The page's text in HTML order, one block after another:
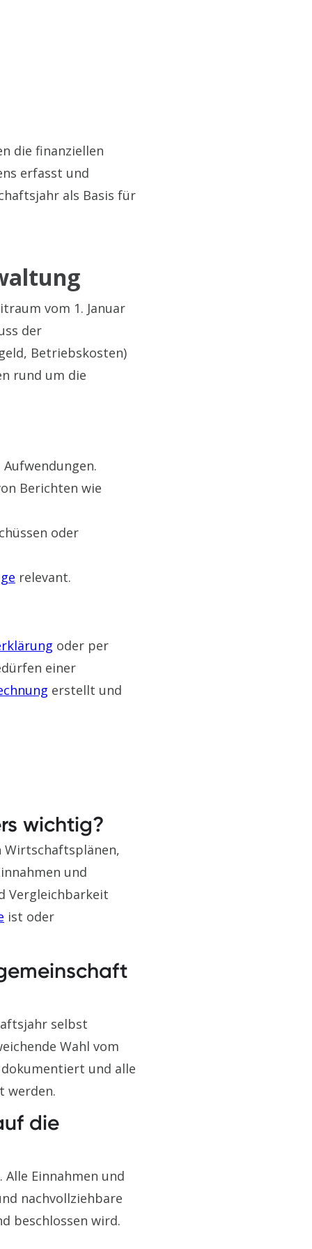
die finanziellen
erfasst und
als Basis für
vom 1. Januar
der
Betriebskosten)
rund um die
Berichten wie
oder
relevant.
oder per
einer
erstellt und
wichtig?
Wirtschaftsplänen,
und
Vergleichbarkeit
ist oder
selbst
Wahl vom
und alle
werden.
die
Einnahmen und
nachvollziehbare
beschlossen wird.